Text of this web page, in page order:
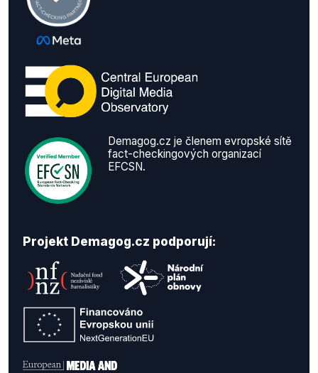
Demagog.cz je členem evropské sítě
fact-checkingových organizací
EFCSN.
Projekt Demagog.cz podporují: